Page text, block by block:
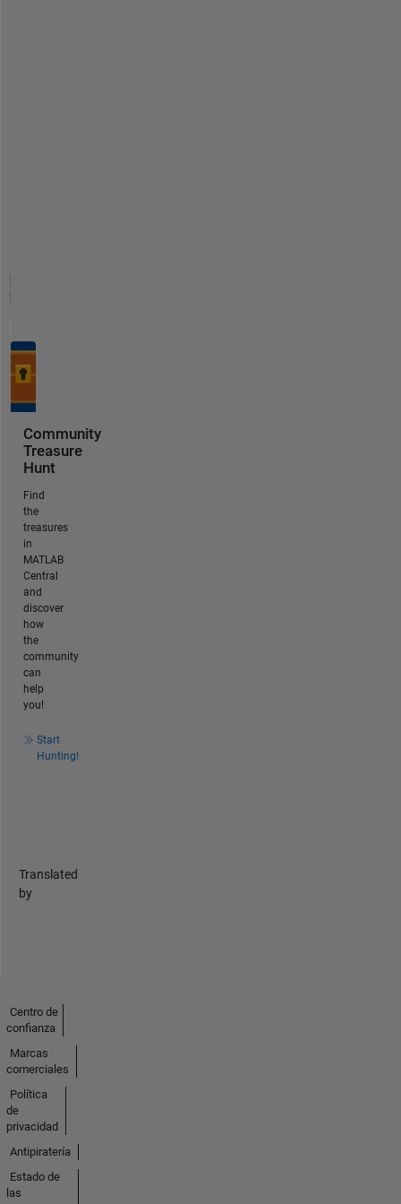
Community
Treasure
Hunt
Find
the
treasures
in
MATLAB
Central
and
discover
how
the
community
can
help
you!
Start
Hunting!
Translated
by
Centro de
confianza
Marcas
comerciales
Política
de
privacidad
Antipiratería
Estado de
las